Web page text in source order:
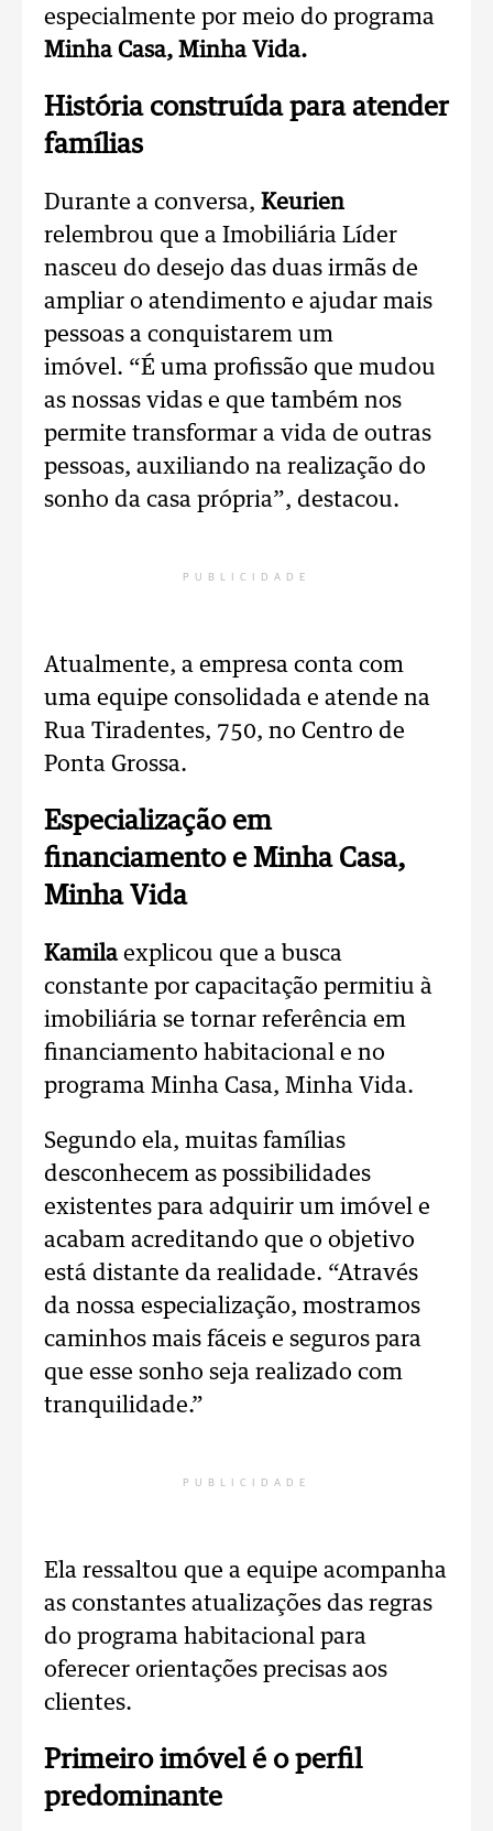
especialmente por meio do programa
Minha Casa, Minha Vida.
História construída para atender
famílias
Durante a conversa, Keurien
relembrou que a Imobiliária Líder
nasceu do desejo das duas irmãs de
ampliar o atendimento e ajudar mais
pessoas a conquistarem um
imóvel. “É uma profissão que mudou
as nossas vidas e que também nos
permite transformar a vida de outras
pessoas, auxiliando na realização do
sonho da casa própria”, destacou.
PUBLICIDADE
Atualmente, a empresa conta com
uma equipe consolidada e atende na
Rua Tiradentes, 750, no Centro de
Ponta Grossa.
Especialização em
financiamento e Minha Casa,
Minha Vida
Kamilaexplicou que a busca
constante por capacitação permitiu à
imobiliária se tornar referência em
financiamento habitacional e no
programa Minha Casa, Minha Vida.
Segundo ela, muitas famílias
desconhecem as possibilidades
existentes para adquirir um imóvel e
acabam acreditando que o objetivo
está distante da realidade. “Através
da nossa especialização, mostramos
caminhos mais fáceis e seguros para
que esse sonho seja realizado com
tranquilidade.”
PUBLICIDADE
Ela ressaltou que a equipe acompanha
as constantes atualizações das regras
do programa habitacional para
oferecer orientações precisas aos
clientes.
Primeiro imóvel é o perfil
predominante